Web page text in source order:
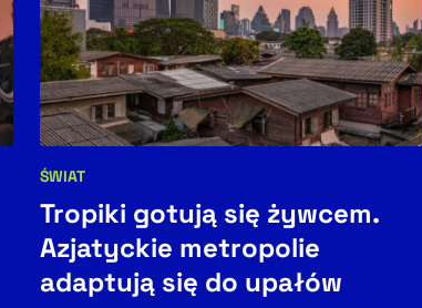
Kategorie artykułu:
ŚWIAT
Tropiki gotują się żywcem.
Azjatyckie metropolie
adaptują się do upałów